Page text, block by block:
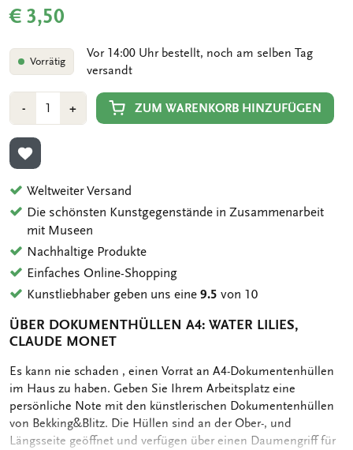
€ 3,50
Vorrätig
Vor 14:00 Uhr bestellt, noch am selben Tag
versandt
-Min
1
Anzahl
+Plus
1
ZUM WARENKORB HINZUFÜGEN
ZUR WUNSCHLISTE HINZUFÜGEN
Weltweiter Versand
Die schönsten Kunstgegenstände in Zusammenarbeit
mit Museen
Nachhaltige Produkte
Einfaches Online-Shopping
Kunstliebhaber geben uns eine9.5 von 10
ÜBER DOKUMENTHÜLLEN A4: WATER LILIES,
CLAUDE MONET
OMSCHRIJVING
Es kann nie schaden , einen Vorrat an A4-Dokumentenhüllen
im Haus zu haben. Geben Sie Ihrem Arbeitsplatz eine
persönliche Note mit den künstlerischen Dokumentenhüllen
von Bekking&Blitz. Die Hüllen sind an der Ober-, und
Längsseite geöffnet und verfügen über einen Daumengriff für